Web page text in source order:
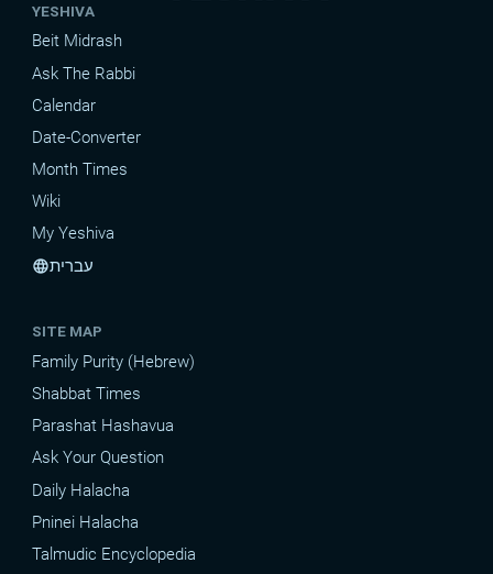
YESHIVA
Beit Midrash
Ask The Rabbi
Calendar
Date-Converter
Month Times
Wiki
My Yeshiva
languageעברית
SITE MAP
Family Purity (Hebrew)
Shabbat Times
Parashat Hashavua
Ask Your Question
Daily Halacha
Pninei Halacha
Talmudic Encyclopedia